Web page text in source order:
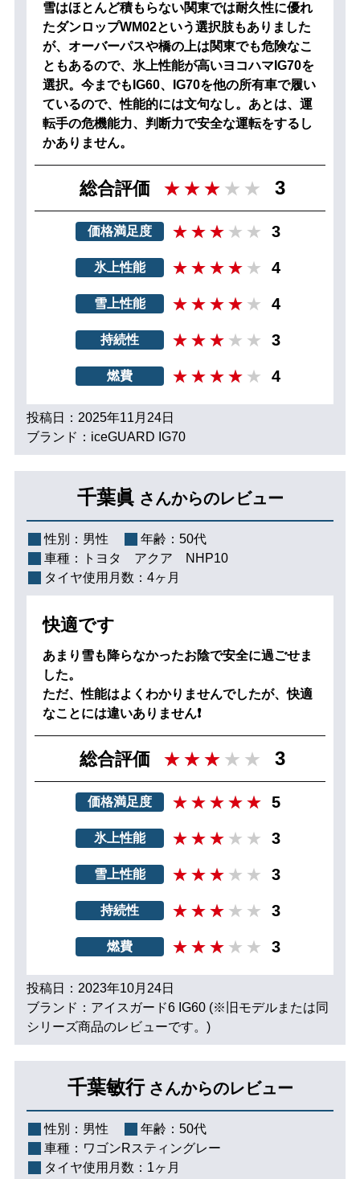
雪はほとんど積もらない関東では耐久性に優れ
たダンロップWM02という選択肢もありました
が、オーバーパスや橋の上は関東でも危険なこ
ともあるので、氷上性能が高いヨコハマIG70を
選択。今までもIG60、IG70を他の所有車で履い
ているので、性能的には文句なし。あとは、運
転手の危機能力、判断力で安全な運転をするし
かありません。
総合評価 3
価格満足度 3
氷上性能 4
雪上性能 4
持続性 3
燃費 4
投稿日：2025年11月24日
ブランド：iceGUARD IG70
千葉眞 さんからのレビュー
性別： 男性 年齢： 50代
車種：
トヨタ アクア NHP10
タイヤ使用月数： 4ヶ月
快適です
あまり雪も降らなかったお陰で安全に過ごせま
した。
ただ、性能はよくわかりませんでしたが、快適
なことには違いありません❗
総合評価 3
価格満足度 5
氷上性能 3
雪上性能 3
持続性 3
燃費 3
投稿日：2023年10月24日
ブランド：アイスガード6 IG60 (※旧モデルまたは同
シリーズ商品のレビューです。)
千葉敏行 さんからのレビュー
性別： 男性 年齢： 50代
車種： ワゴンRスティングレー
タイヤ使用月数： 1ヶ月